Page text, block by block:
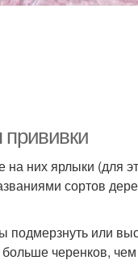
прививки
них ярлыки (для
сортов
или
черенков,